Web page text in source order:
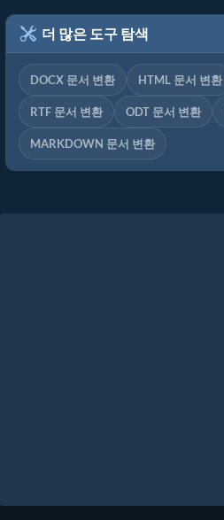
더 많은 도구 탐색
DOCX 문서 변환 HTML 문서 변환
RTF 문서 변환 ODT 문서 변환
MARKDOWN 문서 변환